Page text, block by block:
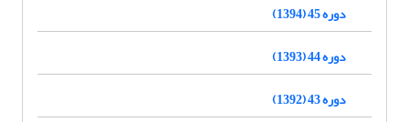
دوره 45 (1394)
دوره 44 (1393)
دوره 43 (1392)